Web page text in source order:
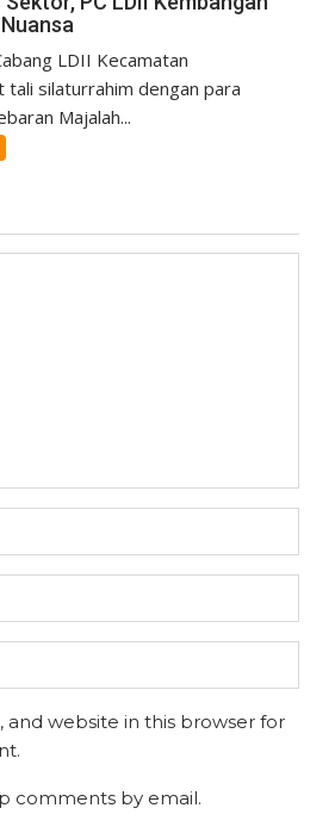
LDII Kecamatan
silaturrahim dengan para
Majalah...
and website in this browser for
comments by email.